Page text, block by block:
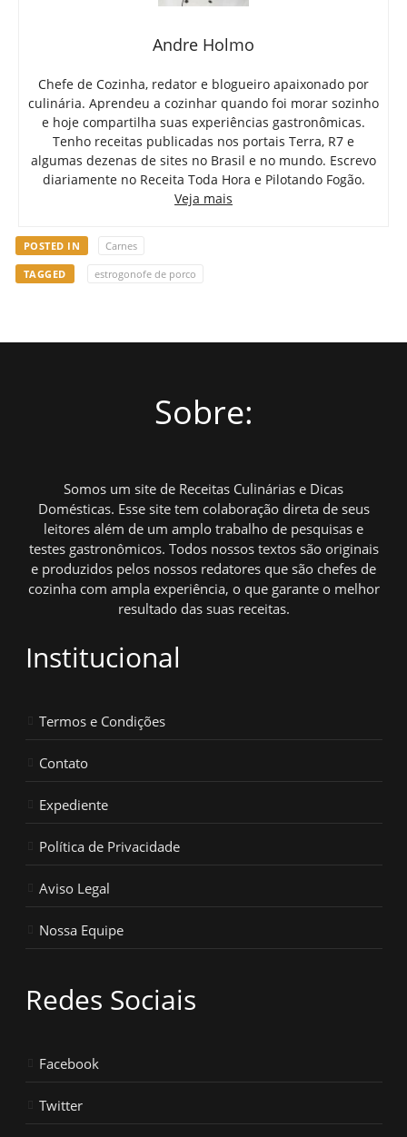
Andre Holmo
Chefe de Cozinha, redator e blogueiro apaixonado por
culinária. Aprendeu a cozinhar quando foi morar sozinho
e hoje compartilha suas experiências gastronômicas.
Tenho receitas publicadas nos portais Terra, R7 e
algumas dezenas de sites no Brasil e no mundo. Escrevo
diariamente no Receita Toda Hora e Pilotando Fogão.
Veja mais
POSTED IN Carnes
TAGGED estrogonofe de porco
Sobre:
Somos um site de Receitas Culinárias e Dicas
Domésticas. Esse site tem colaboração direta de seus
leitores além de um amplo trabalho de pesquisas e
testes gastronômicos. Todos nossos textos são originais
e produzidos pelos nossos redatores que são chefes de
cozinha com ampla experiência, o que garante o melhor
resultado das suas receitas.
Institucional
Termos e Condições
Contato
Expediente
Política de Privacidade
Aviso Legal
Nossa Equipe
Redes Sociais
Facebook
Twitter